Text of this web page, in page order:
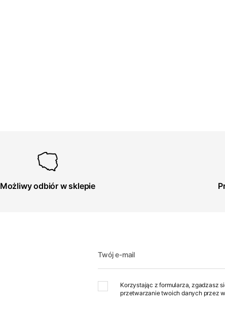
Możliwy odbiór w sklepie
Twój e-mail
Korzystając z formularza, zgadzasz
przetwarzanie twoich danych przez